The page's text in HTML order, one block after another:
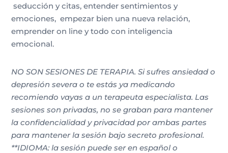
seducción y citas, entender sentimientos y
emociones, empezar bien una nueva relación,
emprender on line y todo con inteligencia
emocional.
NO SON SESIONES DE TERAPIA. Si sufres ansiedad o
depresión severa o te estás ya medicando
recomiendo vayas a un terapeuta especialista. Las
sesiones son privadas, no se graban para mantener
la confidencialidad y privacidad por ambas partes
para mantener la sesión bajo secreto profesional.
**IDIOMA: la sesión puede ser en español o